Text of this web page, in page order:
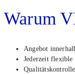
War­um
Ange­bot
Jeder­zeit fle­xi­ble